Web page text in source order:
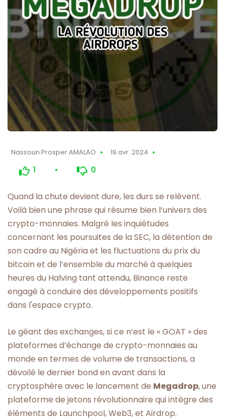
Nassoun Prosper AMALAO 19 avr. 2024
1 0
Quand la chute devient dure, les durs se relèvent.
Voilà bien une phrase qui résume bien l’univers des
crypto-monnaies. Malgré les inquiétudes
concernant les poursuites de la SEC, la détention de
son cadre au Nigéria et les fluctuations du prix du
bitcoin et de l’ensemble du marché à quelques
heures du Halving tant attendu, Binance reste
engagé à conduire des développements positifs
dans l'espace crypto.
Le géant des exchanges, si ce n’est le « GOAT » des
plateformes d’échange de crypto-monnaies au
monde en termes de volume de transactions, a
dévoilé le dernier bond en avant dans la
cryptosphère avec le lancement de Megadrop, une
plateforme de jetons révolutionnaire qui intègre des
éléments de Launchpool, Web3, et Airdrop.